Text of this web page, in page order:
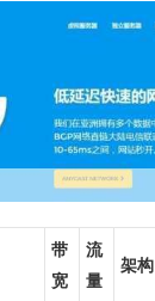
带
宽
流
量
架构